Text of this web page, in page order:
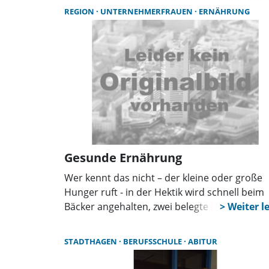
Schülerinnen und Schüler in die
Ferien, nachdem sie einen Tag voller
und Informationen zu diesem wichtigen
erlebt hatten.
REGION UNTERNEHMERFRAUEN ERNÄHRUNG
Gesunde Ernährung
Wer kennt das nicht – der kleine oder große
Hunger ruft - in der Hektik wird schnell beim
Bäcker angehalten, zwei belegte Brötchen
und wie funktioniert trotz Zeitdruck eine
gesunde Ernährung am Arbeitsplatz, das sind
STADTHAGEN BERUFSSCHULE ABITUR